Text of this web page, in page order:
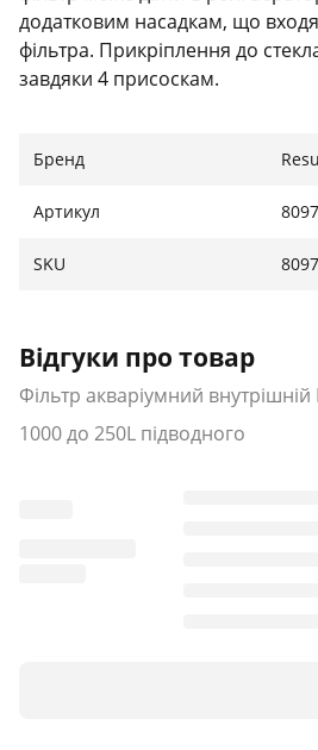
додатковим насадкам, що
фільтра. Прикріплення до
завдяки 4 присоскам.
Бренд
Артикул
SKU
Відгуки про товар
Фільтр акваріумний
1000 до 250L підводного